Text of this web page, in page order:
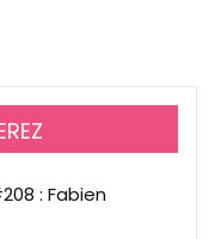
: Fabien